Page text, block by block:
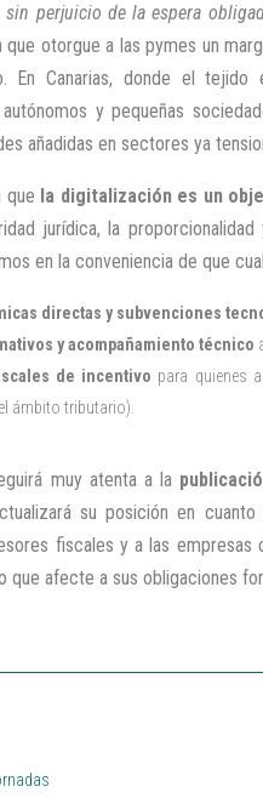
sin perjuicio de la espera
que otorgue a las pymes un
En Canarias, donde el tejido
y pequeñas
añadidas en sectores ya
que la digitalización es un
jurídica, la
en la conveniencia de que
directas y subvenciones
y acompañamiento técnico
de incentivo para quienes
ámbito tributario).
muy atenta a la
su posición en
fiscales y a las empresas
que afecte a sus obligaciones